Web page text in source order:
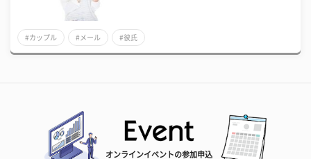
#カップル #メール #彼氏
オンラインイベントの参加申込